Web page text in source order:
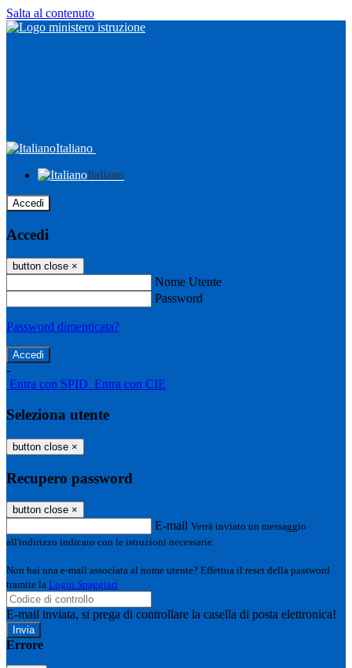
Salta al contenuto
Italiano
Italiano
Accedi
Accedi
button close ×
Nome Utente
Password
Password dimenticata?
-
Entra con SPID Entra con CIE
Seleziona utente
button close ×
Recupero password
button close ×
E-mail Verrà inviato un messaggio
all'indirizzo indicato con le istruzioni necessarie.
Non hai una e-mail associata al nome utente? Effettua il reset della password
tramite la Login Spaggiari
E-mail inviata, si prega di controllare la casella di posta elettronica!
Errore